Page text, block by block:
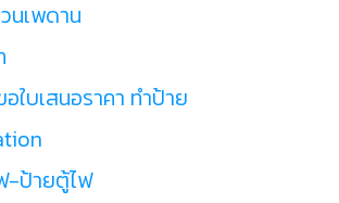
นเพดาน
ใบเสนอราคา ทำป้าย
-ป้ายตู้ไฟ